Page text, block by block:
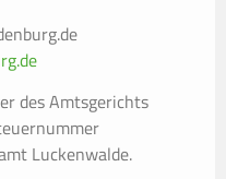
des Amtsgerichts
Luckenwalde.